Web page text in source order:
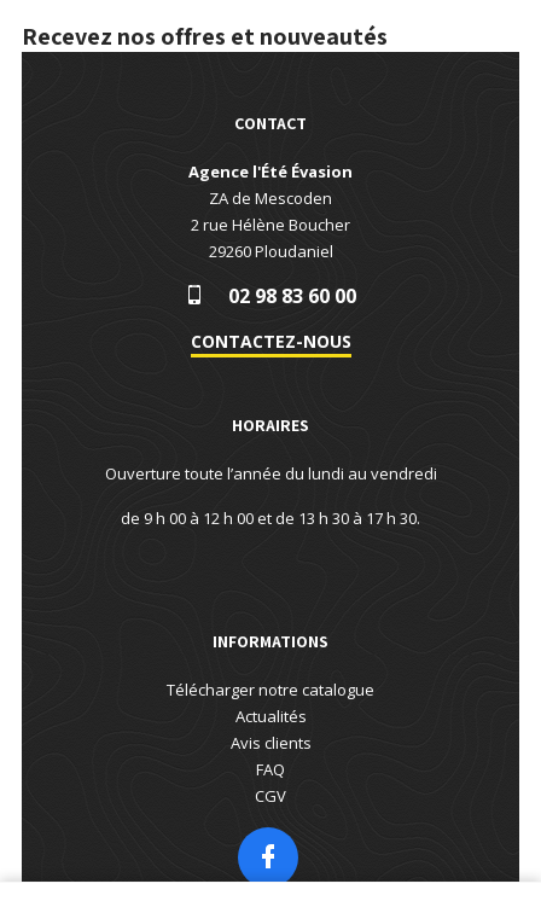
Recevez nos offres et nouveautés
CONTACT
Agence l'Été Évasion
ZA de Mescoden
2 rue Hélène Boucher
29260Ploudaniel
02 98 83 60 00
CONTACTEZ-NOUS
HORAIRES
Ouverture toute l’année du lundi au vendredi
de 9 h 00 à 12 h 00 et de 13 h 30 à 17 h 30.
INFORMATIONS
Télécharger notre catalogue
Actualités
Avis clients
FAQ
CGV